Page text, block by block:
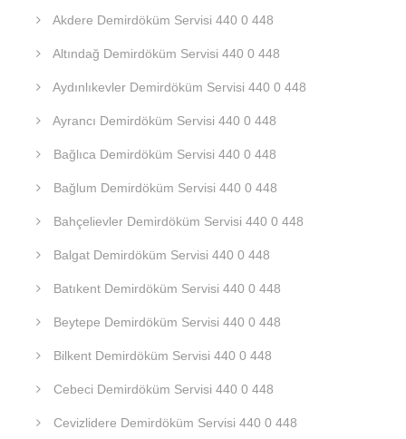
Akdere Demirdöküm Servisi 440 0 448
Altındağ Demirdöküm Servisi 440 0 448
Aydınlıkevler Demirdöküm Servisi 440 0 448
Ayrancı Demirdöküm Servisi 440 0 448
Bağlıca Demirdöküm Servisi 440 0 448
Bağlum Demirdöküm Servisi 440 0 448
Bahçelievler Demirdöküm Servisi 440 0 448
Balgat Demirdöküm Servisi 440 0 448
Batıkent Demirdöküm Servisi 440 0 448
Beytepe Demirdöküm Servisi 440 0 448
Bilkent Demirdöküm Servisi 440 0 448
Cebeci Demirdöküm Servisi 440 0 448
Cevizlidere Demirdöküm Servisi 440 0 448